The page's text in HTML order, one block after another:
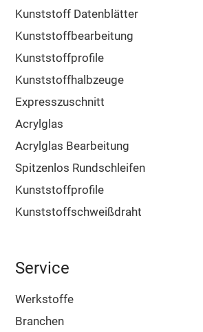
Kunststoff Datenblätter
Kunststoffbearbeitung
Kunststoffprofile
Kunststoffhalbzeuge
Expresszuschnitt
Acrylglas
Acrylglas Bearbeitung
Spitzenlos Rundschleifen
Kunststoffprofile
Kunststoffschweißdraht
Service
Werkstoffe
Branchen